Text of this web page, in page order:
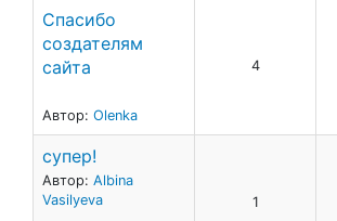
Спасибо
создателям
сайта
Автор: Olenka
4
супер!
Автор: Albina
Vasilyeva
1